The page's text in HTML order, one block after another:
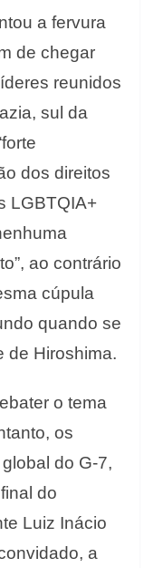
a fervura
de chegar
reunidos
sul da
dos direitos
LGBTQIA+
ao contrário
cúpula
quando se
de Hiroshima.
o tema
os
do G-7,
do
Luiz Inácio
a